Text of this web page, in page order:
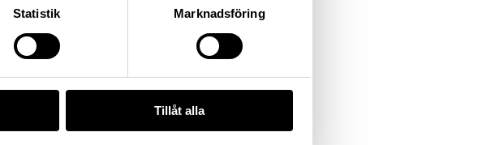
Statistik Marknadsföring
Tillåt alla